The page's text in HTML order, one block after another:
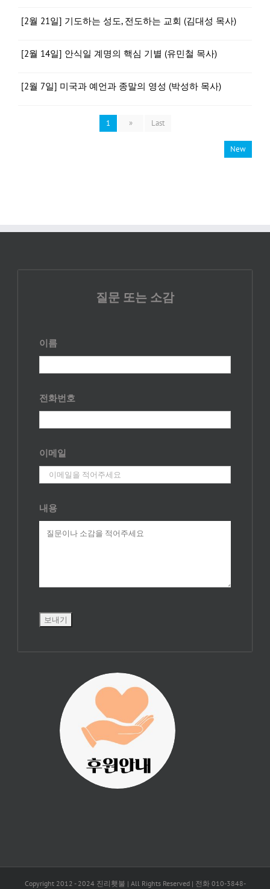
[2월 21일] 기도하는 성도, 전도하는 교회 (김대성 목사)
[2월 14일] 안식일 계명의 핵심 기별 (유민철 목사)
[2월 7일] 미국과 예언과 종말의 영성 (박성하 목사)
1 » Last
New
질문 또는 소감
이름
전화번호
이메일
내용
진리횃불 사역은
여러분의 후원으
로 이루어집니다.
Copyright 2012 - 2024 진리횃불 | All Rights Reserved | 전화 010-3848-